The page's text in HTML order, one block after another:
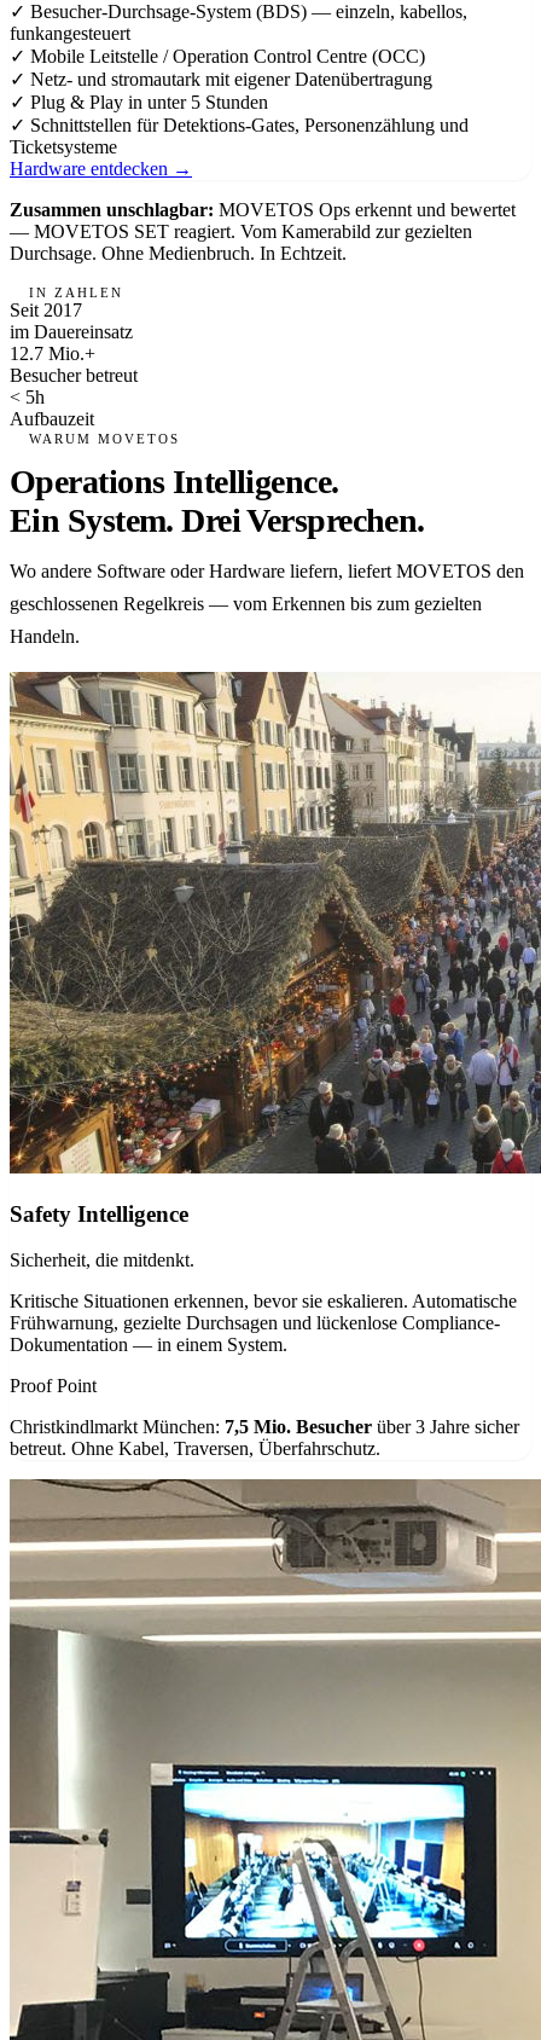
✓ Besucher-Durchsage-System (BDS) — einzeln, kabellos,
funkangesteuert
✓ Mobile Leitstelle / Operation Control Centre (OCC)
✓ Netz- und stromautark mit eigener Datenübertragung
✓ Plug & Play in unter 5 Stunden
✓ Schnittstellen für Detektions-Gates, Personenzählung und
Ticketsysteme
Hardware entdecken →
Zusammen unschlagbar: MOVETOS Ops erkennt und bewertet
— MOVETOS SET reagiert. Vom Kamerabild zur gezielten
Durchsage. Ohne Medienbruch. In Echtzeit.
IN ZAHLEN
Seit 2017
im Dauereinsatz
12.7 Mio.+
Besucher betreut
< 5h
Aufbauzeit
WARUM MOVETOS
Operations Intelligence.
Ein System. Drei Versprechen.
Wo andere Software oder Hardware liefern, liefert MOVETOS den
geschlossenen Regelkreis — vom Erkennen bis zum gezielten
Handeln.
Safety Intelligence
Sicherheit, die mitdenkt.
Kritische Situationen erkennen, bevor sie eskalieren. Automatische
Frühwarnung, gezielte Durchsagen und lückenlose Compliance-
Dokumentation — in einem System.
Proof Point
Christkindlmarkt München: 7,5 Mio. Besucher über 3 Jahre sicher
betreut. Ohne Kabel, Traversen, Überfahrschutz.